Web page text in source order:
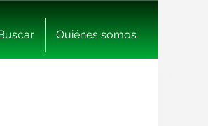
Quiénes somos